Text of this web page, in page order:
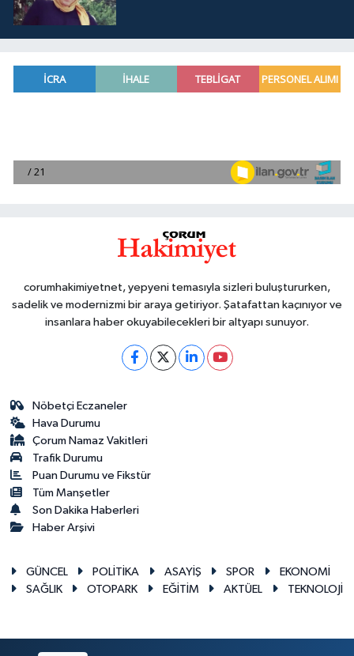
corumhakimiyetnet, yepyeni temasıyla sizleri buluştururken,
sadelik ve modernizmi bir araya getiriyor. Şatafattan kaçınıyor ve
insanlara haber okuyabilecekleri bir altyapı sunuyor.
Nöbetçi Eczaneler
Hava Durumu
Çorum Namaz Vakitleri
Trafik Durumu
Puan Durumu ve Fikstür
Tüm Manşetler
Son Dakika Haberleri
Haber Arşivi
GÜNCEL POLİTİKA ASAYİŞ SPOR
EKONOMİ
SAĞLIK
OTOPARK EĞİTİM AKTÜEL TEKNOLOJİ